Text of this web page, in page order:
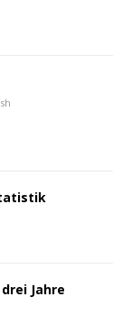
Jahre